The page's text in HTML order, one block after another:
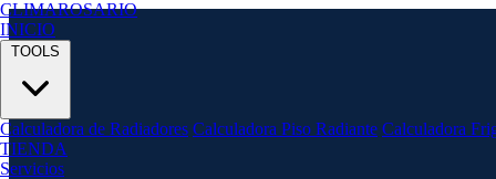
CLIMAROSARIO
INICIO
TOOLS
Calculadora de Radiadores Calculadora Piso Radiante Calculadora
TIENDA
Servicios